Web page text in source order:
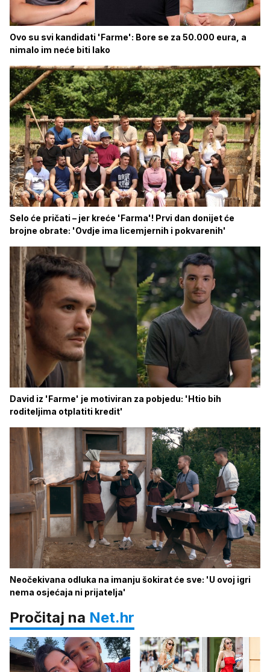
Ovo su svi kandidati 'Farme': Bore se za 50.000 eura, a
nimalo im neće biti lako
Selo će pričati – jer kreće 'Farma'! Prvi dan donijet će
brojne obrate: 'Ovdje ima licemjernih i pokvarenih'
David iz 'Farme' je motiviran za pobjedu: 'Htio bih
roditeljima otplatiti kredit'
Neočekivana odluka na imanju šokirat će sve: 'U ovoj igri
nema osjećaja ni prijatelja'
Pročitaj na Net.hr